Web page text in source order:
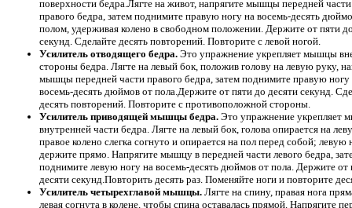
поверхности бедра.Лягте на живот, напрягите мышцы передней части
правого бедра, затем поднимите правую ногу на восемь-десять
полом, удерживая колено в свободном положении. Держите от пяти
секунд. Сделайте десять повторений. Повторите с левой ногой.
Усилитель отводящего бедра. Это упражнение укрепляет мышцы
стороны бедра. Лягте на левый бок, положив голову на левую руку,
мышцы передней части правого бедра, затем поднимите правую ногу
восемь-десять дюймов от пола.Держите от пяти до десяти секунд.
десять повторений. Повторите с противоположной стороны.
Усилитель приводящей мышцы бедра. Это упражнение укрепляет
внутренней части бедра. Лягте на левый бок, голова опирается на
правое колено слегка согнуто и опирается на пол перед собой; левую
держите прямо. Напрягите мышцу в передней части левого бедра,
поднимите левую ногу на восемь-десять дюймов от пола. Держите от
десяти секунд.Повторить десять раз. Поменяйте ноги и повторите
Усилитель четырехглавой мышцы. Лягте на спину, правая нога
левая согнута в колене, чтобы спина оставалась прямой. Напрягите